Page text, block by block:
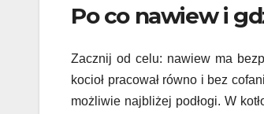
Po co nawiew i
Zacznij od celu: nawiew ma
kocioł pracował równo i bez
możliwie najbliżej podłogi. W